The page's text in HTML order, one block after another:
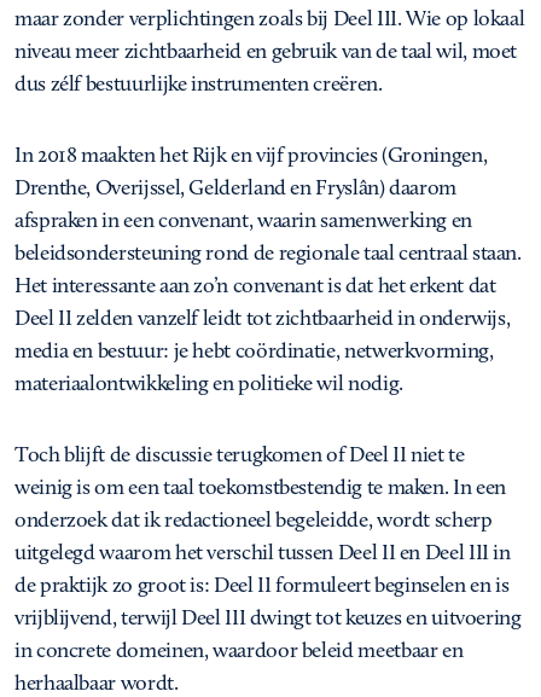
maar zonder verplichtingen zoals bij Deel III. Wie op lokaal
niveau meer zichtbaarheid en gebruik van de taal wil, moet
dus zélf bestuurlijke instrumenten creëren.
In 2018 maakten het Rijk en vijf provincies (Groningen,
Drenthe, Overijssel, Gelderland en Fryslân) daarom
afspraken in een convenant, waarin samenwerking en
beleidsondersteuning rond de regionale taal centraal staan.
Het interessante aan zo’n convenant is dat het erkent dat
Deel II zelden vanzelf leidt tot zichtbaarheid in onderwijs,
media en bestuur: je hebt coördinatie, netwerkvorming,
materiaalontwikkeling en politieke wil nodig.
Toch blijft de discussie terugkomen of Deel II niet te
weinig is om een taal toekomstbestendig te maken. In een
onderzoek dat ik redactioneel begeleidde, wordt scherp
uitgelegd waarom het verschil tussen Deel II en Deel III in
de praktijk zo groot is: Deel II formuleert beginselen en is
vrijblijvend, terwijl Deel III dwingt tot keuzes en uitvoering
in concrete domeinen, waardoor beleid meetbaar en
herhaalbaar wordt.